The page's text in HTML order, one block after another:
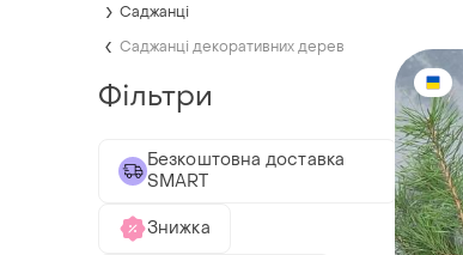
Саджанці
Саджанці декоративних дерев
Фільтри
Безкоштовна доставка
SMART
Знижка